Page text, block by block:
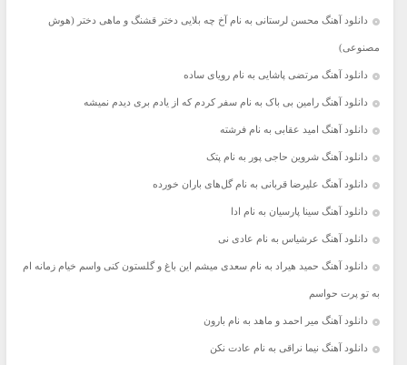
دانلود آهنگ محسن لرستانی به نام آخ چه بلایی دختر قشنگ و ماهی دختر (هوش
مصنوعی)
دانلود آهنگ مرتضی پاشایی به نام رویای ساده
دانلود آهنگ رامین بی باک به نام سفر کردم که از یادم بری دیدم نمیشه
دانلود آهنگ امید عقابی به نام فرشته
دانلود آهنگ شروین حاجی پور به نام پتک
دانلود آهنگ علیرضا قربانی به نام گل‌های باران خورده
دانلود آهنگ سینا پارسیان به نام ادا
دانلود آهنگ عرشیاس به نام عادی نی
دانلود آهنگ حمید هیراد به نام سعدی میشم این باغ و گلستون کنی واسم خیام زمانه ام
به تو پرت حواسم
دانلود آهنگ میر احمد و ماهد به نام بارون
دانلود آهنگ نیما نراقی به نام عادت نکن